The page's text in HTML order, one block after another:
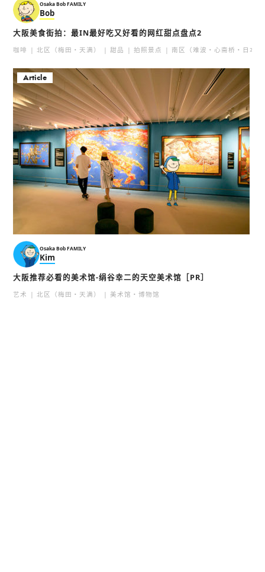
Osaka Bob FAMILY
Bob
大阪美食街拍：最IN最好吃又好看的网红甜点盘点2
咖啡 北区（梅田・天满） 甜品 拍照景点 南区（难波・心斋桥・日本
Article
Osaka Bob FAMILY
Kim
大阪推荐必看的美术馆-绢谷幸二的天空美术馆［PR］
艺术 北区（梅田・天满） 美术馆・博物馆